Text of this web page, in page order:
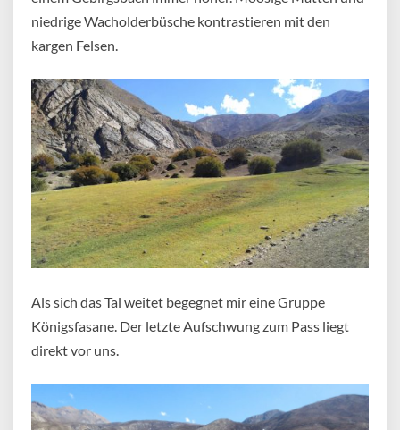
niedrige Wacholderbüsche kontrastieren mit den
kargen Felsen.
Als sich das Tal weitet begegnet mir eine Gruppe
Königsfasane. Der letzte Aufschwung zum Pass liegt
direkt vor uns.